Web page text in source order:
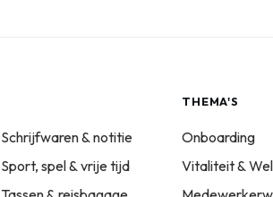
Schrijfwaren & notitie
Sport, spel & vrije tijd
THEMA'S
Onboarding
Vitaliteit &